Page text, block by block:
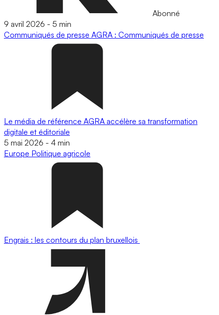
Abonné
9 avril 2026 - 5 min
Communiqués de presse AGRA : Communiqués de presse
Le média de référence AGRA accélère sa transformation
digitale et éditoriale
5 mai 2026 - 4 min
Europe Politique agricole
Engrais : les contours du plan bruxellois